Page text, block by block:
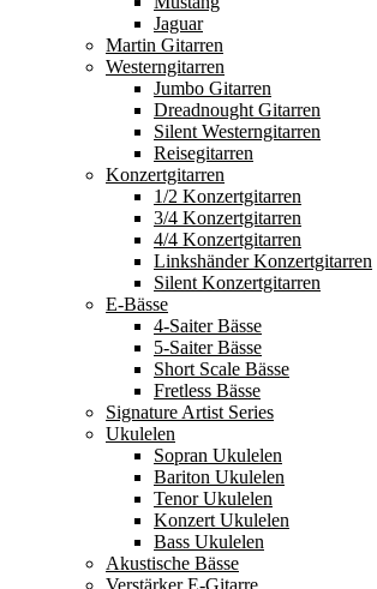
Jaguar
Martin Gitarren
Westerngitarren
Jumbo Gitarren
Dreadnought Gitarren
Silent Westerngitarren
Reisegitarren
Konzertgitarren
1/2 Konzertgitarren
3/4 Konzertgitarren
4/4 Konzertgitarren
Linkshänder Konzertgitarren
Silent Konzertgitarren
E-Bässe
4-Saiter Bässe
5-Saiter Bässe
Short Scale Bässe
Fretless Bässe
Signature Artist Series
Ukulelen
Sopran Ukulelen
Bariton Ukulelen
Tenor Ukulelen
Konzert Ukulelen
Bass Ukulelen
Akustische Bässe
Verstärker E-Gitarre